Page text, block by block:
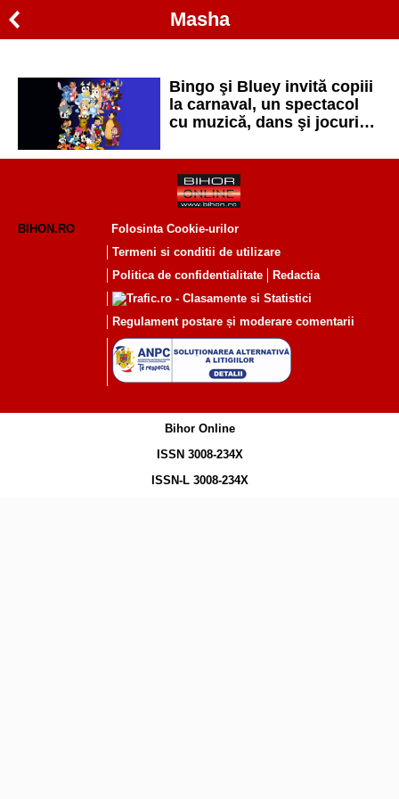
Masha
Bingo şi Bluey invită copiii
la carnaval, un spectacol
cu muzică, dans şi jocuri
BIHON.RO
Folosinta Cookie-urilor
Termeni si conditii de utilizare
Politica de confidentialitate
Redactia
Regulament postare și moderare comentarii
Bihor Online
ISSN 3008-234X
ISSN-L 3008-234X